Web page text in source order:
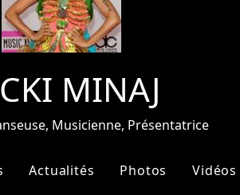
MINAJ
Musicienne, Présentatrice
Actualités Photos Vidéos